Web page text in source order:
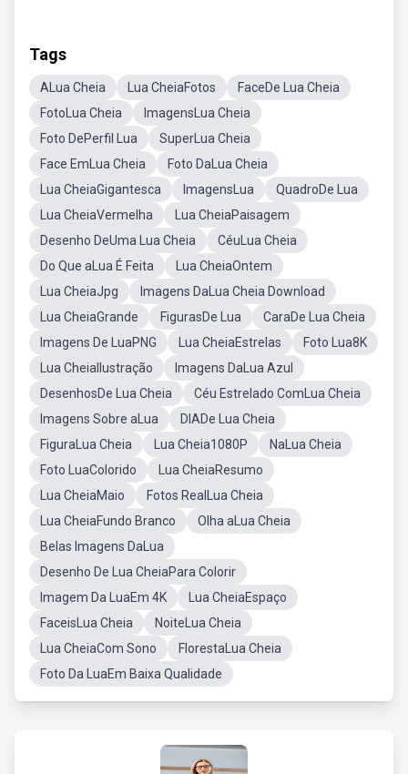
Tags
ALua Cheia Lua CheiaFotos
FaceDe Lua Cheia
FotoLua Cheia
ImagensLua Cheia
Foto DePerfil Lua
SuperLua Cheia
Face EmLua Cheia
Foto DaLua Cheia
Lua CheiaGigantesca
ImagensLua
QuadroDe Lua
Lua CheiaVermelha
Lua CheiaPaisagem
Desenho DeUma Lua Cheia
CéuLua Cheia
Do Que aLua É Feita
Lua CheiaOntem
Lua CheiaJpg
Imagens DaLua Cheia Download
Lua CheiaGrande
FigurasDe Lua
CaraDe Lua Cheia
Imagens De LuaPNG
Lua CheiaEstrelas
Foto Lua8K
Lua CheiaIlustração
Imagens DaLua Azul
DesenhosDe Lua Cheia
Céu Estrelado ComLua Cheia
Imagens Sobre aLua
DIADe Lua Cheia
FiguraLua Cheia
Lua Cheia1080P
NaLua Cheia
Foto LuaColorido
Lua CheiaResumo
Lua CheiaMaio
Fotos RealLua Cheia
Lua CheiaFundo Branco
Olha aLua Cheia
Belas Imagens DaLua
Desenho De Lua CheiaPara Colorir
Imagem Da LuaEm 4K
Lua CheiaEspaço
FaceisLua Cheia
NoiteLua Cheia
Lua CheiaCom Sono
FlorestaLua Cheia
Foto Da LuaEm Baixa Qualidade